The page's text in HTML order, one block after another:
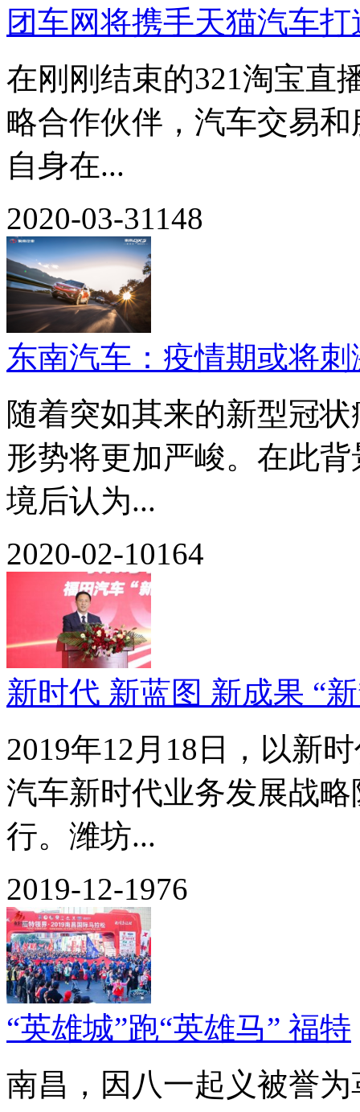
团车网将携手天猫汽车打
在刚刚结束的321淘宝直
略合作伙伴，汽车交易
自身在...
2020-03-31148
东南汽车：疫情期或将刺
随着突如其来的新型冠
形势将更加严峻。在此
境后认为...
2020-02-10164
新时代 新蓝图 新成果 “
2019年12月18日，以新
汽车新时代业务发展战
行。潍坊...
2019-12-1976
“英雄城”跑“英雄马” 福特
南昌，因八一起义被誉